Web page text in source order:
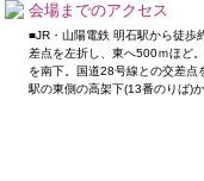
会場までのアクセス
■JR・山陽電鉄 明石駅から徒
差点を左折し、東へ500ｍほど
を南下。国道28号線との交差
駅の東側の高架下(13番のりば)